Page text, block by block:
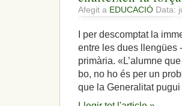
Afegit a EDUCACIÓ Data:
I per descomptat la
entre les dues llengües
primària. «L’alumne
bo, no ho és per un
que la Generalitat